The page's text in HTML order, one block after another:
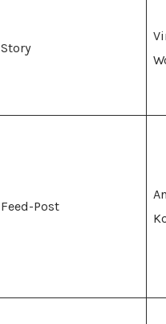
Story
Feed-Post